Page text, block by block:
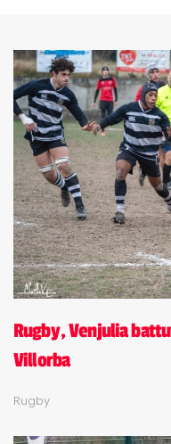
Rugby, Venjulia
Villorba
Rugby